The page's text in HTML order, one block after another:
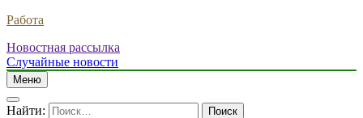
Работа
Новостная рассылка
Случайные новости
Меню
Найти: